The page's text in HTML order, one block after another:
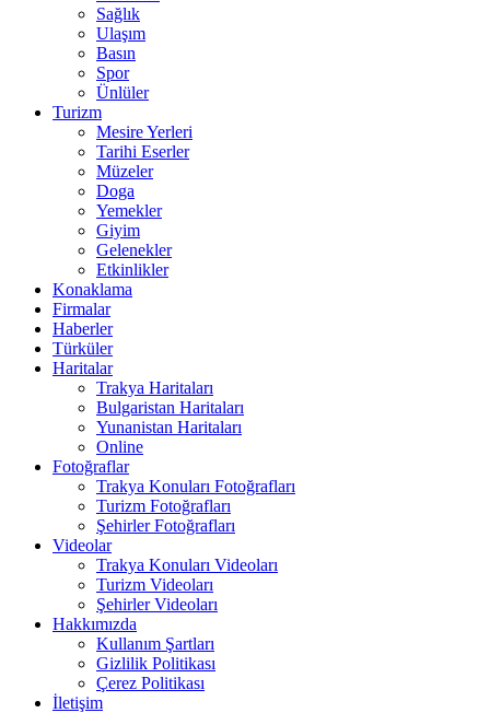
Sağlık
Ulaşım
Basın
Spor
Ünlüler
Turizm
Mesire Yerleri
Tarihi Eserler
Müzeler
Doga
Yemekler
Giyim
Gelenekler
Etkinlikler
Konaklama
Firmalar
Haberler
Türküler
Haritalar
Trakya Haritaları
Bulgaristan Haritaları
Yunanistan Haritaları
Online
Fotoğraflar
Trakya Konuları Fotoğrafları
Turizm Fotoğrafları
Şehirler Fotoğrafları
Videolar
Trakya Konuları Videoları
Turizm Videoları
Şehirler Videoları
Hakkımızda
Kullanım Şartları
Gizlilik Politikası
Çerez Politikası
İletişim